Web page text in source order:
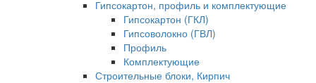
Гипсокартон, профиль и комплектующие
Гипсокартон (ГКЛ)
Гипсоволокно (ГВЛ)
Профиль
Комплектующие
Строительные блоки, Кирпич